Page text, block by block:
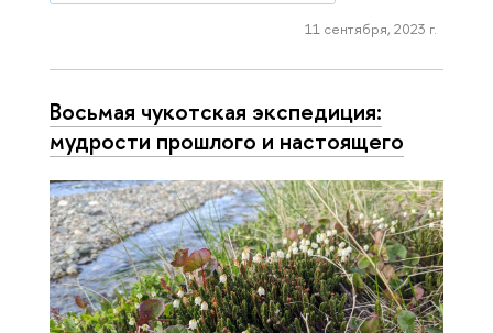
11 сентября, 2023 г.
Восьмая чукотская экспедиция:
мудрости прошлого и настоящего